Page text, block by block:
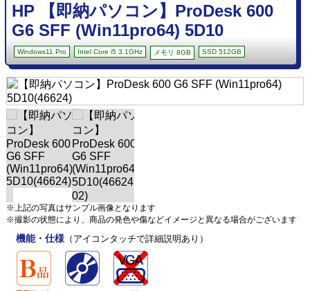
HP 【即納パソコン】ProDesk 600
G6 SFF (Win11pro64) 5D10
Windows11 Pro Intel Core i5 3.1GHz メモリ 8GB SSD 512GB
※上記の写真はサンプル画像となります
※撮影の状態により、商品の発色や傷などイメージと異なる場合がございます
機能・仕様（アイコンタッチで詳細説明あり）